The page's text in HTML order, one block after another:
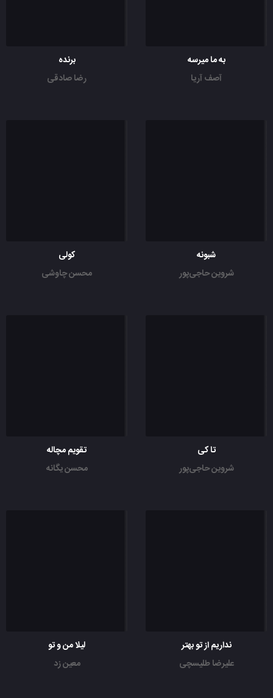
به ما میرسه
آصف آریا
برنده
رضا صادقی
شبونه
شروین حاجی‌پور
کولی
محسن چاوشی
تا کی
شروین حاجی‌پور
تقویم مچاله
محسن یگانه
نداریم از تو بهتر
علیرضا طلیسچی
لیلا من و تو
معین زد